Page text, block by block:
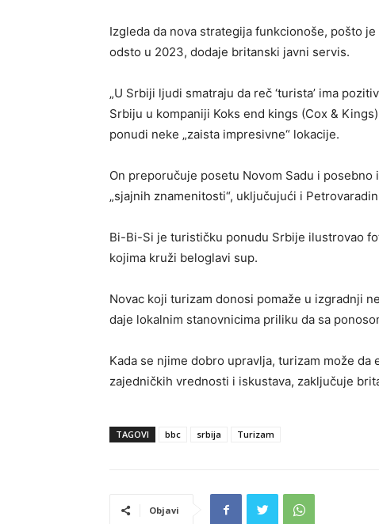
Izgleda da nova strategija funkcionoše, pošto
odsto u 2023, dodaje britanski javni servis.
„U Srbiji ljudi smatraju da reč ‘turista’ ima
Srbiju u kompaniji Koks end kings (Cox &
ponudi neke „zaista impresivne“ lokacije.
On preporučuje posetu Novom Sadu i
„sjajnih znamenitosti“, uključujući i
Bi-Bi-Si je turističku ponudu Srbije ilustrovao
kojima kruži beloglavi sup.
Novac koji turizam donosi pomaže u izgradnji
daje lokalnim stanovnicima priliku da sa
Kada se njime dobro upravlja, turizam može
zajedničkih vrednosti i iskustava, zaključuje
TAGOVI bbc srbija Turizam
Objavi